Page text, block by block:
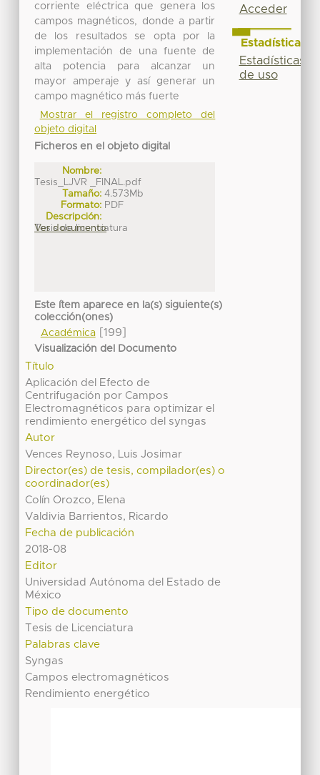
corriente eléctrica que genera los
campos magnéticos, donde a partir
de los resultados se opta por la
implementación de una fuente de
alta potencia para alcanzar un
mayor amperaje y así generar un
campo magnético más fuerte
Mostrar el registro completo del
objeto digital
Ficheros en el objeto digital
Nombre:
Tesis_LJVR _FINAL.pdf
Tamaño: 4.573Mb
Formato: PDF
Descripción:
Tesis de licenciatura
Ver documento
Este ítem aparece en la(s) siguiente(s)
colección(ones)
Académica[199]
Visualización del Documento
Título
Aplicación del Efecto de
Centrifugación por Campos
Electromagnéticos para optimizar el
rendimiento energético del syngas
Autor
Vences Reynoso, Luis Josimar
Director(es) de tesis, compilador(es) o
coordinador(es)
Colín Orozco, Elena
Valdivia Barrientos, Ricardo
Fecha de publicación
2018-08
Editor
Universidad Autónoma del Estado de
México
Tipo de documento
Tesis de Licenciatura
Palabras clave
Syngas
Campos electromagnéticos
Rendimiento energético
Acceder
Estadísticas
Estadísticas
de uso